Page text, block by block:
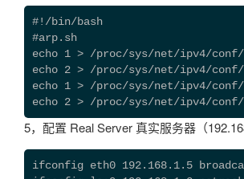
#!/bin/bash
#arp.sh
echo 1 > /proc/sys/net/ipv4/
echo 2 > /proc/sys/net/ipv4/conf/
echo 1 > /proc/sys/net/ipv4/
echo 2 > /proc/sys/net/ipv4/conf/
5，配置 Real Server 真实服务器（
ifconfig eth0 192.168.1.5